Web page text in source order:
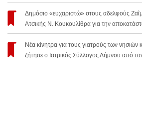
Δημόσιο «ευχαριστώ» στους αδελφούς
Ατσικής Ν. Κουκουλίθρα για την
Νέα κίνητρα για τους γιατρούς των
ζήτησε ο Ιατρικός Σύλλογος Λήμνου από